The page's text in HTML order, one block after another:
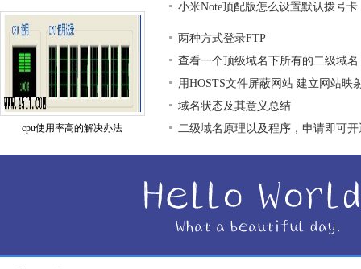
cpu使用率高的解决办法
小米Note顶配版怎么设置默认拨号卡
两种方式登录FTP
查看一个顶级域名下所有的二级域名
用HOSTS文件屏蔽网站 建立网站映
域名状态及其意义总结
二级域名原理以及程序，申请即可开